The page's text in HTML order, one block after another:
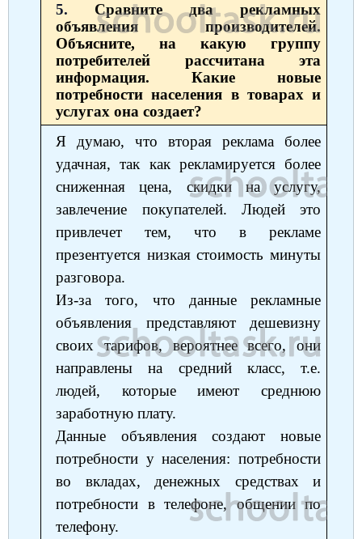
5. Сравните два рекламных
объявления производителей.
Объясните, на какую группу
потребителей рассчитана эта
информация. Какие новые
потребности населения в товарах и
услугах она создает?
Я думаю, что вторая реклама более
удачная, так как рекламируется более
сниженная цена, скидки на услугу,
завлечение покупателей. Людей это
привлечет тем, что в рекламе
презентуется низкая стоимость минуты
разговора.
Из-за того, что данные рекламные
объявления представляют дешевизну
своих тарифов, вероятнее всего, они
направлены на средний класс, т.е.
людей, которые имеют среднюю
заработную плату.
Данные объявления создают новые
потребности у населения: потребности
во вкладах, денежных средствах и
потребности в телефоне, общении по
телефону.